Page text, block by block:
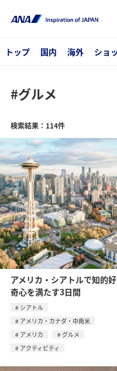
トップ 国内 海外 ショ
#グルメ
検索結果：114件
アメリカ・シアトルで知的好
奇心を満たす3日間
シアトル
アメリカ・カナダ・中南米
アメリカ
グルメ
アクティビティ